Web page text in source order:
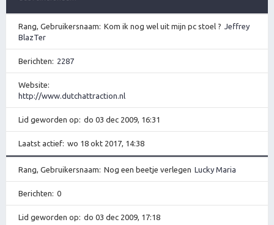
Rang, Gebruikersnaam Kom ik nog wel uit mijn pc stoel ?
Jeffrey
BlazTer
Berichten 2287
Website
http://www.dutchattraction.nl
Lid geworden op do 03 dec 2009, 16:31
Laatst actief wo 18 okt 2017, 14:38
Rang, Gebruikersnaam Nog een beetje verlegen Lucky Maria
Berichten 0
Lid geworden op do 03 dec 2009, 17:18